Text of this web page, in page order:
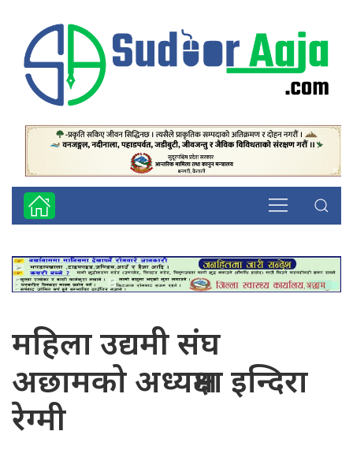
महिला उद्यमी संघ
अछामको अध्यक्षमा इन्दिरा
रेग्मी